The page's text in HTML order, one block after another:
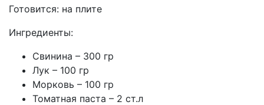
Готовится: на плите
Ингредиенты:
Свинина – 300 гр
Лук – 100 гр
Морковь – 100 гр
Томатная паста – 2 ст.л